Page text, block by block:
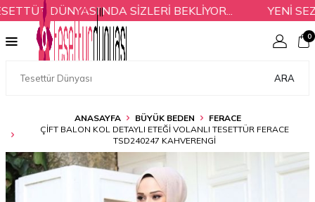
DÜNYASI'NDA SİZLERİ BEKLİYOR... YENİ
ARA
0
ANASAYFA BÜYÜK BEDEN
FERACE
ÇIFT BALON KOL DETAYLI ETEĞI VOLANLI TESETTÜR FERACE
TSD240247 KAHVERENGI